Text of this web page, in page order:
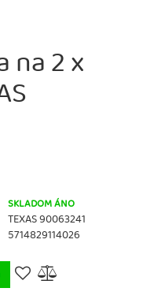
na 2 x
SKLADOM ÁNO
TEXAS 90063241
5714829114026